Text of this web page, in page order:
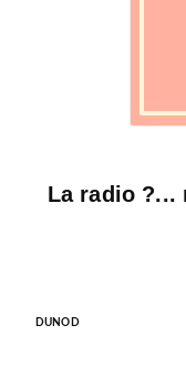
La radio ?...
DUNOD